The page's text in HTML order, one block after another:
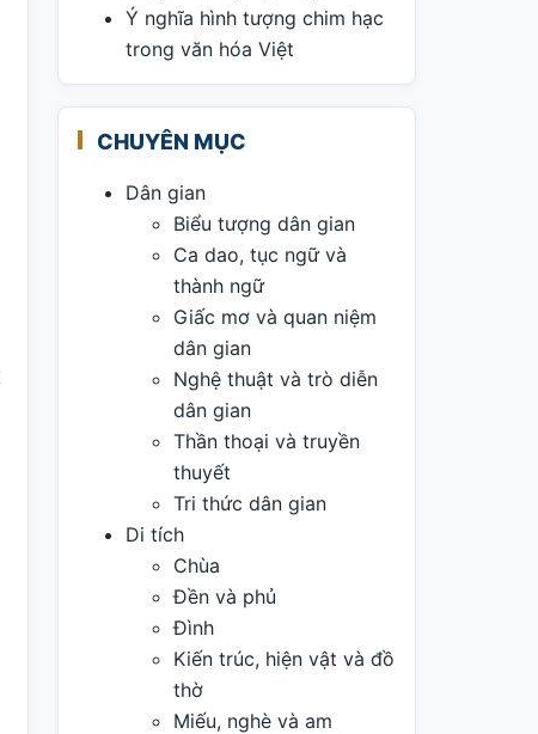
Ý nghĩa hình tượng chim hạc
trong văn hóa Việt
CHUYÊN MỤC
Dân gian
Biểu tượng dân gian
Ca dao, tục ngữ và
thành ngữ
Giấc mơ và quan niệm
dân gian
Nghệ thuật và trò diễn
dân gian
Thần thoại và truyền
thuyết
Tri thức dân gian
Di tích
Chùa
Đền và phủ
Đình
Kiến trúc, hiện vật và đồ
thờ
Miếu, nghè và am